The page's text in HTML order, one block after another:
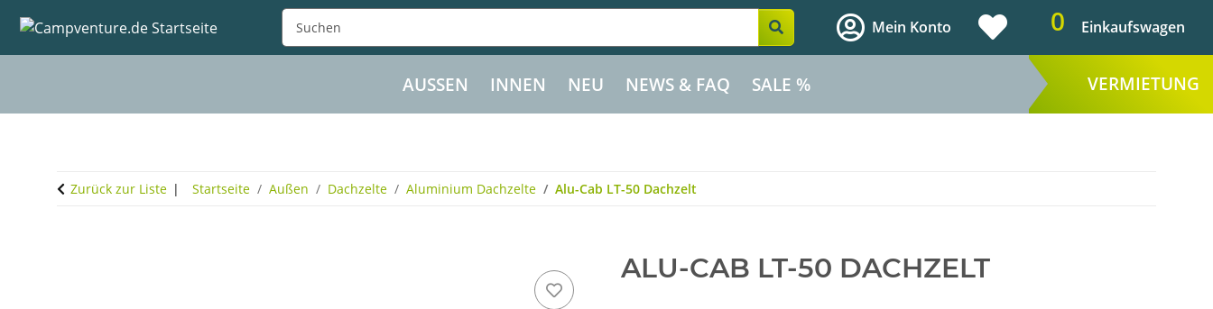
Mein Konto 0 Einkaufswagen
AUSSEN INNEN NEU NEWS & FAQ SALE % VERMIETUNG
Zurück zur Liste Startseite Außen Dachzelte Aluminium Dachzelte Alu-Cab LT-50 Dachzelt
ALU-CAB LT-50 DACHZELT